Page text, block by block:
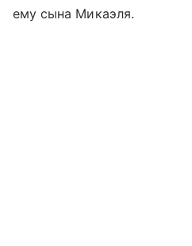
ему сына Микаэля.